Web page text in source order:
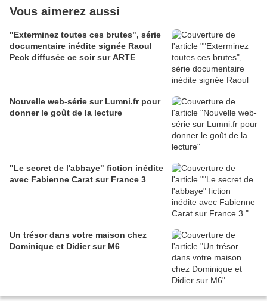
Vous aimerez aussi
"Exterminez toutes ces brutes", série
documentaire inédite signée Raoul
Peck diffusée ce soir sur ARTE
Nouvelle web-série sur Lumni.fr pour
donner le goût de la lecture
"Le secret de l'abbaye" fiction inédite
avec Fabienne Carat sur France 3
Un trésor dans votre maison chez
Dominique et Didier sur M6